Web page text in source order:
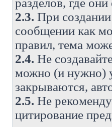
разделов, где они
2.3. При создании
сообщении как
правил, тема
2.4. Не
можно (и нужно)
закрываются,
2.5. Не
цитирование